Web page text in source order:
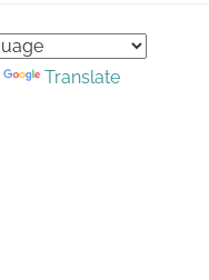
Translate